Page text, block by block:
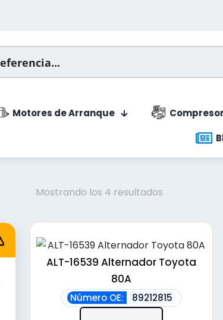
Motores de Arranque
Mostrando los 4 resultadosOrdenado
precio:
bajo
a
ALT-16539 Alternador Toyota
80A
Número OE: 89212815